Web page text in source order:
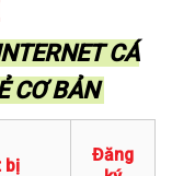
CÁ
CƠ BẢN
bị
Đăng